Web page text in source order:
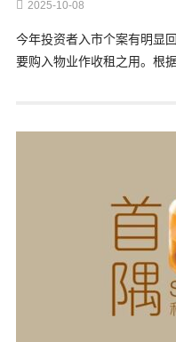
2025-10-08
今年投资者入市个案有明显
要购入物业作收租之用。根